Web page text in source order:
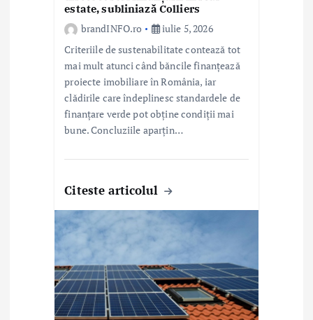
estate, subliniază Colliers
brandINFO.ro
iulie 5, 2026
Criteriile de sustenabilitate contează tot
mai mult atunci când băncile finanțează
proiecte imobiliare în România, iar
clădirile care îndeplinesc standardele de
finanțare verde pot obține condiții mai
bune. Concluziile aparțin…
Citeste articolul